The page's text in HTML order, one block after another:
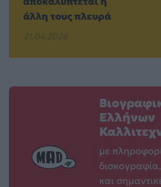
άλλη τους πλευρά
21.04.2026
Ελλήνων
με
και